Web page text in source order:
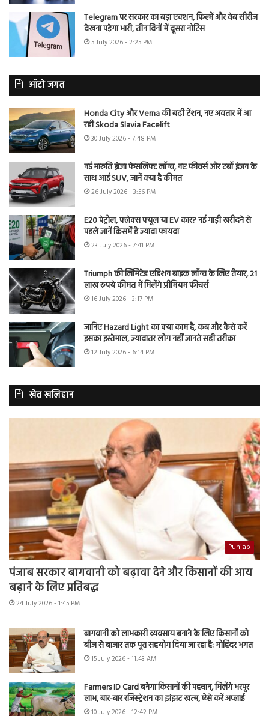
Telegram पर सरकार का बड़ा एक्शन, फिल्में और वेब सीरीज
देखना पड़ेगा भारी, तीन दिनों में दूसरा नोटिस
5 July 2026 - 2:25 PM
ऑटो जगत
Honda City और Verna की बढ़ी टेंशन, नए अवतार में आ
रही Skoda Slavia Facelift
30 July 2026 - 7:48 PM
नई मारुति ब्रेजा फेसलिफ्ट लॉन्च, नए फीचर्स और टर्बो इंजन के
साथ आई SUV, जानें क्या है कीमत
26 July 2026 - 3:56 PM
E20 पेट्रोल, फ्लेक्स फ्यूल या EV कार? नई गाड़ी खरीदने से
पहले जानें किसमें है ज्यादा फायदा
23 July 2026 - 7:41 PM
Triumph की लिमिटेड एडिशन बाइक लॉन्च के लिए तैयार, 21
लाख रुपये कीमत में मिलेंगे प्रीमियम फीचर्स
16 July 2026 - 3:17 PM
जानिए Hazard Light का क्या काम है, कब और कैसे करें
इसका इस्तेमाल, ज्यादातर लोग नहीं जानते सही तरीका
12 July 2026 - 6:14 PM
खेत खलिहान
Punjab
पंजाब सरकार बागवानी को बढ़ावा देने और किसानों की आय
बढ़ाने के लिए प्रतिबद्ध
24 July 2026 - 1:45 PM
बागवानी को लाभकारी व्यवसाय बनाने के लिए किसानों को
बीज से बाजार तक पूरा सहयोग दिया जा रहा है: मोहिंदर भगत
15 July 2026 - 11:43 AM
Farmers ID Card बनेगा किसानों की पहचान, मिलेंगे भरपूर
लाभ, बार-बार रजिस्ट्रेशन का झंझट खत्म, ऐसे करें अप्लाई
10 July 2026 - 12:42 PM